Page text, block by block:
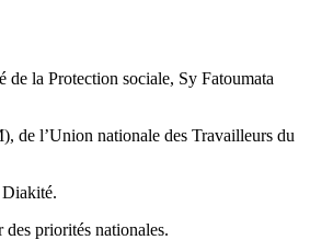
la Protection sociale, Sy Fatoumata
de l’Union nationale des Travailleurs du
Diakité.
priorités nationales.